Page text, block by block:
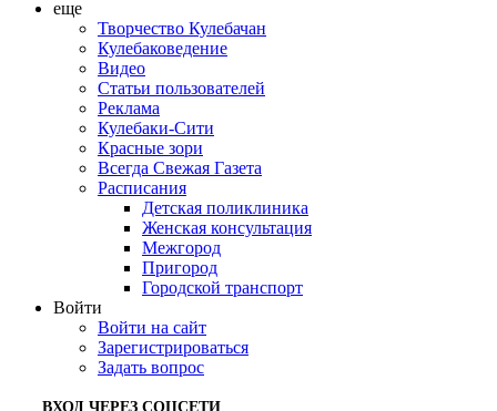
еще
Творчество Кулебачан
Кулебаковедение
Видео
Статьи пользователей
Реклама
Кулебаки-Сити
Красные зори
Всегда Свежая Газета
Расписания
Детская поликлиника
Женская консультация
Межгород
Пригород
Городской транспорт
Войти
Войти на сайт
Зарегистрироваться
Задать вопрос
ВХОД ЧЕРЕЗ СОЦСЕТИ